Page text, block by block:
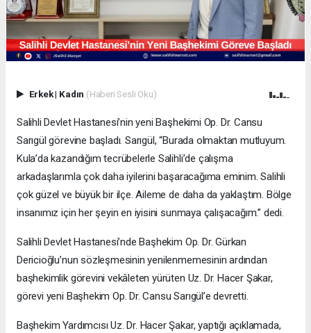
Erkek| Kadın (Haberi Sesli Oku)
Salihli Devlet Hastanesi’nin yeni Başhekimi Op. Dr. Cansu
Sarıgül görevine başladı. Sarıgül, “Burada olmaktan mutluyum.
Kula’da kazandığım tecrübelerle Salihli’de çalışma
arkadaşlarımla çok daha iyilerini başaracağıma eminim. Salihli
çok güzel ve büyük bir ilçe. Aileme de daha da yaklaştım. Bölge
insanımız için her şeyin en iyisini sunmaya çalışacağım.” dedi.
Salihli Devlet Hastanesi’nde Başhekim Op. Dr. Gürkan
Dericioğlu’nun sözleşmesinin yenilenmemesinin ardından
başhekimlik görevini vekâleten yürüten Uz. Dr. Hacer Şakar,
görevi yeni Başhekim Op. Dr. Cansu Sarıgül’e devretti.
Başhekim Yardımcısı Uz. Dr. Hacer Şakar, yaptığı açıklamada,